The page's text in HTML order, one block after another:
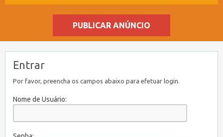
PUBLICAR ANÚNCIO
Entrar
Por favor, preencha os campos abaixo para efetuar login.
Nome de Usuário: